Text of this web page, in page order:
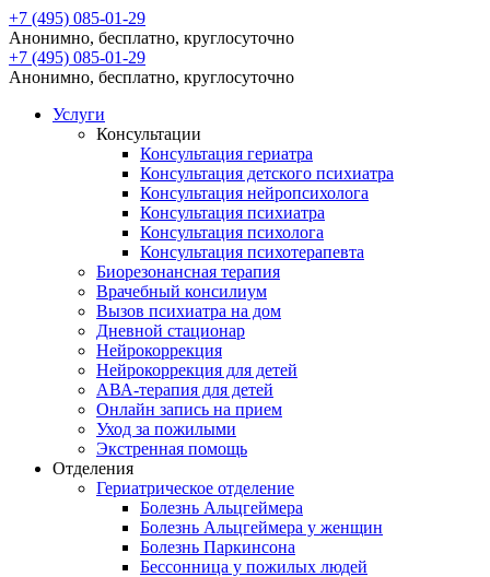
+7 (495) 085-01-29
Анонимно, бесплатно, круглосуточно
+7 (495) 085-01-29
Анонимно, бесплатно, круглосуточно
Услуги
Консультации
Консультация гериатра
Консультация детского психиатра
Консультация нейропсихолога
Консультация психиатра
Консультация психолога
Консультация психотерапевта
Биорезонансная терапия
Врачебный консилиум
Вызов психиатра на дом
Дневной стационар
Нейрокоррекция
Нейрокоррекция для детей
АВА-терапия для детей
Онлайн запись на прием
Уход за пожилыми
Экстренная помощь
Отделения
Гериатрическое отделение
Болезнь Альцгеймера
Болезнь Альцгеймера у женщин
Болезнь Паркинсона
Бессонница у пожилых людей